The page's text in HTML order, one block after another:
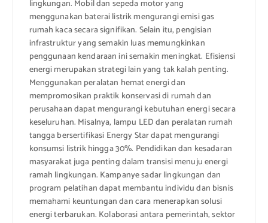
lingkungan. Mobil dan sepeda motor yang
menggunakan baterai listrik mengurangi emisi gas
rumah kaca secara signifikan. Selain itu, pengisian
infrastruktur yang semakin luas memungkinkan
penggunaan kendaraan ini semakin meningkat. Efisiensi
energi merupakan strategi lain yang tak kalah penting.
Menggunakan peralatan hemat energi dan
mempromosikan praktik konservasi di rumah dan
perusahaan dapat mengurangi kebutuhan energi secara
keseluruhan. Misalnya, lampu LED dan peralatan rumah
tangga bersertifikasi Energy Star dapat mengurangi
konsumsi listrik hingga 30%. Pendidikan dan kesadaran
masyarakat juga penting dalam transisi menuju energi
ramah lingkungan. Kampanye sadar lingkungan dan
program pelatihan dapat membantu individu dan bisnis
memahami keuntungan dan cara menerapkan solusi
energi terbarukan. Kolaborasi antara pemerintah, sektor